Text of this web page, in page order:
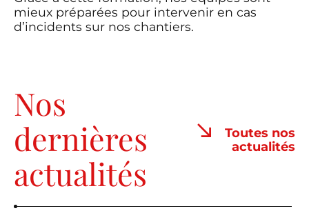
mieux préparées pour intervenir en cas
d’incidents sur nos chantiers.
Nos
dernières
actualités
Toutes nos
actualités